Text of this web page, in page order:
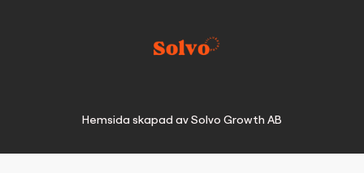
Hemsida skapad av Solvo Growth AB